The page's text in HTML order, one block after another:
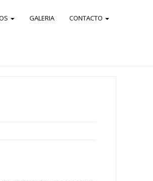
GALERIA CONTACTO